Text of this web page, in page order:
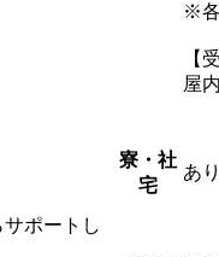
ポートし
※
【
屋
寮・社
宅
あ